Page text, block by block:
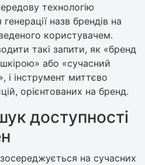
технологію
назв брендів на
користувачем.
такі запити, як «бренд
або «сучасний
і інструмент миттєво
орієнтованих на бренд.
доступності
на сучасних